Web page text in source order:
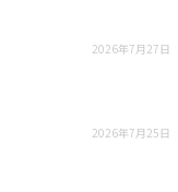
2026年7月27日
2026年7月25日